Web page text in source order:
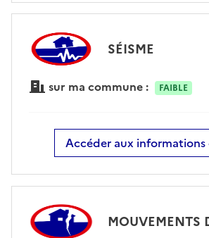
SÉISME
sur ma commune : FAIBLE
Accéder aux informations
MOUVEMENTS